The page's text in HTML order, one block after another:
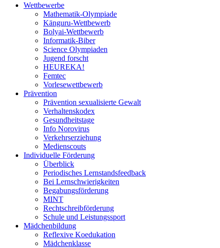
Wettbewerbe
Mathematik-Olympiade
Känguru-Wettbewerb
Bolyai-Wettbewerb
Informatik-Biber
Science Olympiaden
Jugend forscht
HEUREKA!
Femtec
Vorlesewettbewerb
Prävention
Prävention sexualisierte Gewalt
Verhaltenskodex
Gesundheitstage
Info Norovirus
Verkehrserziehung
Medienscouts
Individuelle Förderung
Überblick
Periodisches Lernstandsfeedback
Bei Lernschwierigkeiten
Begabungsförderung
MINT
Rechtschreibförderung
Schule und Leistungssport
Mädchenbildung
Reflexive Koedukation
Mädchenklasse